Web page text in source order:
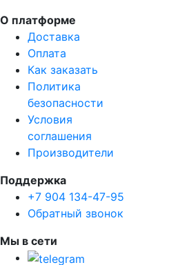
О платформе
Доставка
Оплата
Как заказать
Политика
безопасности
Условия
соглашения
Производители
Поддержка
+7 904 134-47-95
Обратный звонок
Мы в сети